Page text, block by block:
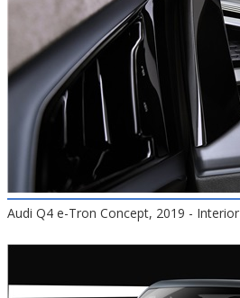
Audi Q4 e-Tron Concept, 2019 - Interior